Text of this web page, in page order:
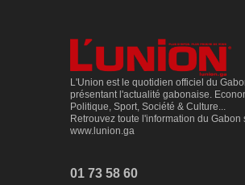
L'Union est le quotidien officiel du
présentant l'actualité gabonaise.
Politique, Sport, Société & Culture...
Retrouvez toute l'information du Gabon
www.lunion.ga
01 73 58 60